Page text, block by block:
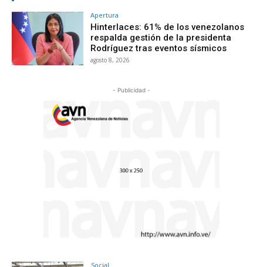
Apertura
Hinterlaces: 61% de los venezolanos
respalda gestión de la presidenta
Rodríguez tras eventos sísmicos
agosto 8, 2026
- Publicidad -
Social